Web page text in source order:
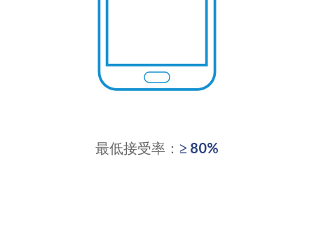
最低接受率： ≥ 80%